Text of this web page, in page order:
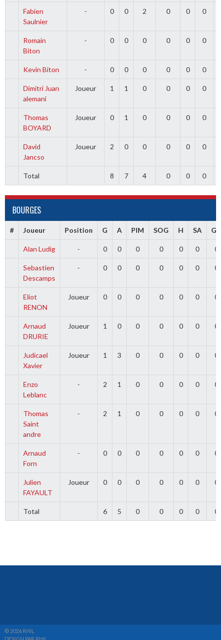
Fabien
Saulnier
- 0 0 2 0 0 0
Romain
Biton
- 0 0 0 0 0 0
Kevin Biton - 0 0 0 0 0 0
Dimitri Juan
alemani
Joueur 1 1 0 0 0 0
Thomas
BOYARD
Joueur 0 1 0 0 0 0
David
Jancso
Joueur 2 0 0 0 0 0
Total 8 7 4 0 0 0
BOURGES
# Joueur Position G A PIM SOG H SA GA
Alan Ludig - 0 0 0 0 0 0 0
Sebastien
Descamps
- 0 0 0 0 0 0 0
Eliot
RENON
Joueur 0 0 0 0 0 0 0
Arnaud
DRURIE
Joueur 1 0 0 0 0 0 0
Judicael
Xavier
Joueur 1 3 0 0 0 0 0
Enzo
Leblanc
- 2 1 0 0 0 0 0
Thomas
Saint
andre
- 2 1 0 0 0 0 0
Arnaud
Forn
- 0 0 0 0 0 0 0
Julien
FAYAULT
Joueur 0 0 0 0 0 0 0
Total 6 5 0 0 0 0 0
© 2026 RHIL